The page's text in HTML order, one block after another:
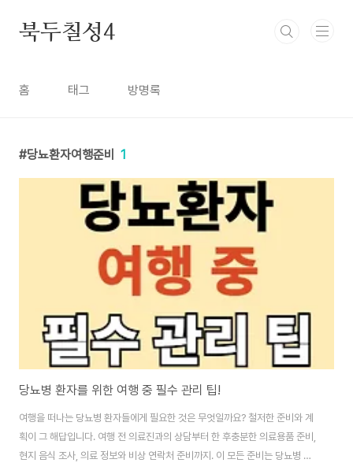
북두칠성4
홈 태그 방명록
당뇨환자여행준비 1
당뇨병 환자를 위한 여행 중 필수 관리 팁!
여행을 떠나는 당뇨병 환자들에게 필요한 것은 무엇일까요? 철저한 준비와 계
획이 그 해답입니다. 여행 전 의료진과의 상담부터 한 후충분한 의료용품 준비,
현지 음식 조사, 의료 정보와 비상 연락처 준비까지. 이 모든 준비는 당뇨병 환